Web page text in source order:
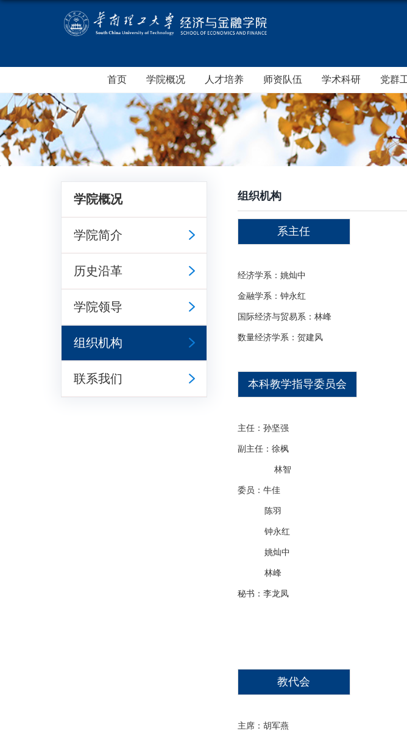
首页 学院概况 人才培养 师资队伍 学术科研 党群
学院概况
学院简介
历史沿革
学院领导
组织机构
联系我们
组织机构
系主任
经济学系：姚灿中
金融学系：钟永红
国际经济与贸易系：林峰
数量经济学系：贺建风
本科教学指导委员会
主任：孙坚强
副主任：徐枫
林智
委员：牛佳
陈羽
钟永红
姚灿中
林峰
秘书：李龙凤
教代会
主席：胡军燕